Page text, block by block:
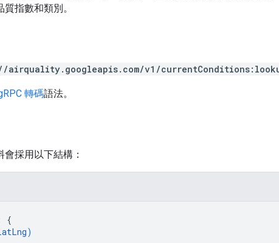
質指數和類別。
airquality.googleapis.com/v1/
轉碼語法。
會採用以下結構：
{
)